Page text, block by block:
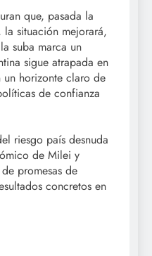
que, pasada la
la situación mejorará,
suba marca un
sigue atrapada en
horizonte claro de
de confianza
riesgo país desnuda
de Milei y
promesas de
concretos en